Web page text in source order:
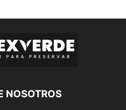
NOSOTROS